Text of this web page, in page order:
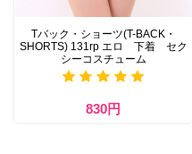
Tバック・ショーツ(T-BACK・
SHORTS) 131rp エロ 下着 セク
シーコスチューム
830円